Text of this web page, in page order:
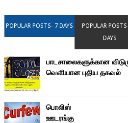
POPULAR POSTS- 7 DAYS
POPULAR
DAYS
பாடசாலைகளுக்கான
வௌியான புதிய தகவல்
பொலிஸ்
ஊடரங்கு